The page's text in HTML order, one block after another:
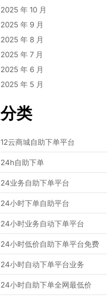
2025 年 10 月
2025 年 9 月
2025 年 8 月
2025 年 7 月
2025 年 6 月
2025 年 5 月
分类
12云商城自助下单平台
24h自助下单
24业务自助下单平台
24小时下单自助平台
24小时业务自动下单平台
24小时低价自助下单平台免费
24小时自动下单平台业务
24小时自助下单全网最低价